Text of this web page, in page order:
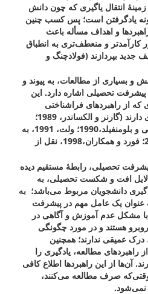
انتقال یاگیری که چون دانش
یادگرفتن است؛ پس کسب چنین
و اهداف مسأله باعث
کارآمدتر و منعطف‌تری به انطباق
جدید بپردازند (فولادچنگ و
و بسیاری از مطالعات، به پیوند و
پیشرفت تحصیلی اشاره دارد. این
که از راهبردهای فراشناختی
استفاده می‌کنند؛ عملکرد بهتری دارند (گارنر و الکساندر، 1989؛
پینتریچ و دی گروت،1990؛ پوکی و بلومنفیلد،1990؛ ولت، 1991، به
نقل از تئودوسیوو پاپویانو،2006؛ فورد و همکاران،1998، نقل از
تحصیلی، رابطۀ مستقیم دیده
دلایل افت و شکست تحصیلی، به
دانشجویان مربوط می‌باشد؛ به
عنوان یک عامل مهم در پیشرفت
مشکل عدم آموزش و آگاهی در
هستند و در مورد چگونگی
درک عمیقی ندارند؛ همچنین
راهبردهای مطالعه، یادگیری را
آن‌ها از این راهبردها اطلاع کافی
وقتی‌که صرف مطالعه می‌کنند،
نمی‌شود.